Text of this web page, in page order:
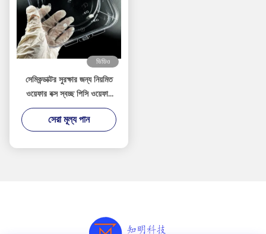
ভিডিও
সেমিকন্ডাক্টর সুরক্ষার জন্য নিয়মিত
ওয়েফার বক্স স্বচ্ছ পিসি ওয়েফার
ক্যারিয়ার
সেরা মূল্য পান